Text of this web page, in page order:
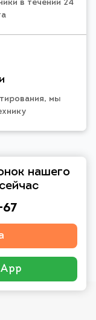
в течении 24
мы
нашего